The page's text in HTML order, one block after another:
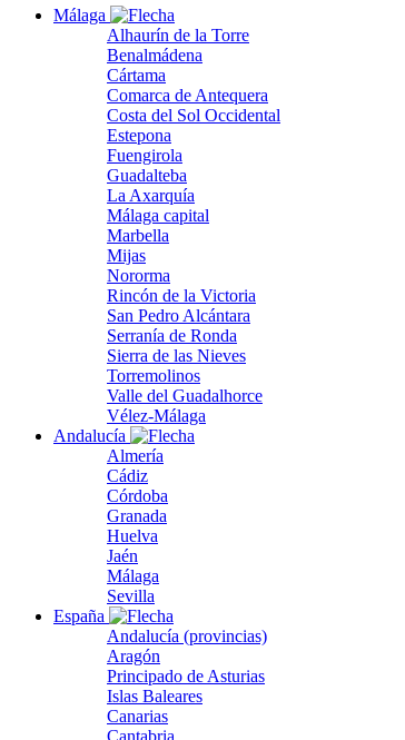
Málaga
Alhaurín de la Torre
Benalmádena
Cártama
Comarca de Antequera
Costa del Sol Occidental
Estepona
Fuengirola
Guadalteba
La Axarquía
Málaga capital
Marbella
Mijas
Nororma
Rincón de la Victoria
San Pedro Alcántara
Serranía de Ronda
Sierra de las Nieves
Torremolinos
Valle del Guadalhorce
Vélez-Málaga
Andalucía
Almería
Cádiz
Córdoba
Granada
Huelva
Jaén
Málaga
Sevilla
España
Andalucía (provincias)
Aragón
Principado de Asturias
Islas Baleares
Canarias